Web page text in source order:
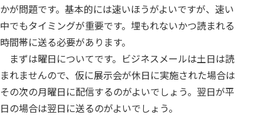
かが問題です。基本的には速いほうがよいですが、速い
中でもタイミングが重要です。埋もれないかつ読まれる
時間帯に送る必要があります。
まずは曜日についてです。ビジネスメールは土日は読
まれませんので、仮に展示会が休日に実施された場合は
その次の月曜日に配信するのがよいでしょう。翌日が平
日の場合は翌日に送るのがよいでしょう。